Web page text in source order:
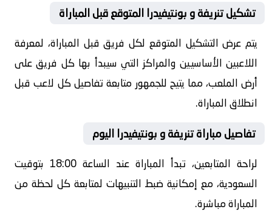
تشكيل تنريفة و بونتيفيدرا المتوقع قبل المباراة
يتم عرض التشكيل المتوقع لكل فريق قبل المباراة، لمعرفة
اللاعبين الأساسيين والمراكز التي سيبدأ بها كل فريق على
أرض الملعب، مما يتيح للجمهور متابعة تفاصيل كل لاعب قبل
انطلاق المباراة.
تفاصيل مباراة تنريفة و بونتيفيدرا اليوم
لراحة المتابعين، تبدأ المباراة عند الساعة 18:00 بتوقيت
السعودية، مع إمكانية ضبط التنبيهات لمتابعة كل لحظة من
المباراة مباشرة.